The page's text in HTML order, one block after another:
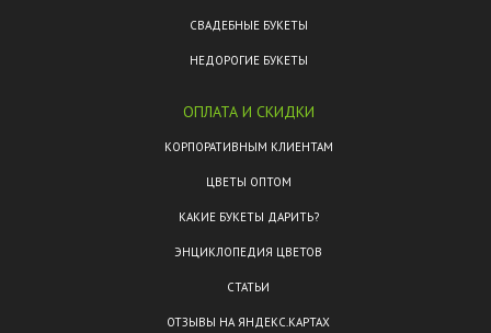
СВАДЕБНЫЕ БУКЕТЫ
НЕДОРОГИЕ БУКЕТЫ
ОПЛАТА И СКИДКИ
КОРПОРАТИВНЫМ КЛИЕНТАМ
ЦВЕТЫ ОПТОМ
КАКИЕ БУКЕТЫ ДАРИТЬ?
ЭНЦИКЛОПЕДИЯ ЦВЕТОВ
СТАТЬИ
ОТЗЫВЫ НА ЯНДЕКС.КАРТАХ